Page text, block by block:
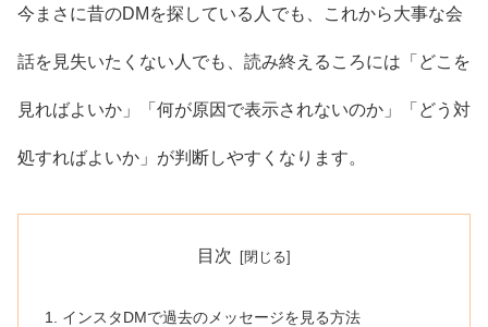
今まさに昔のDMを探している人でも、これから大事な会
話を見失いたくない人でも、読み終えるころには「どこを
見ればよいか」「何が原因で表示されないのか」「どう対
処すればよいか」が判断しやすくなります。
目次
インスタDMで過去のメッセージを見る方法